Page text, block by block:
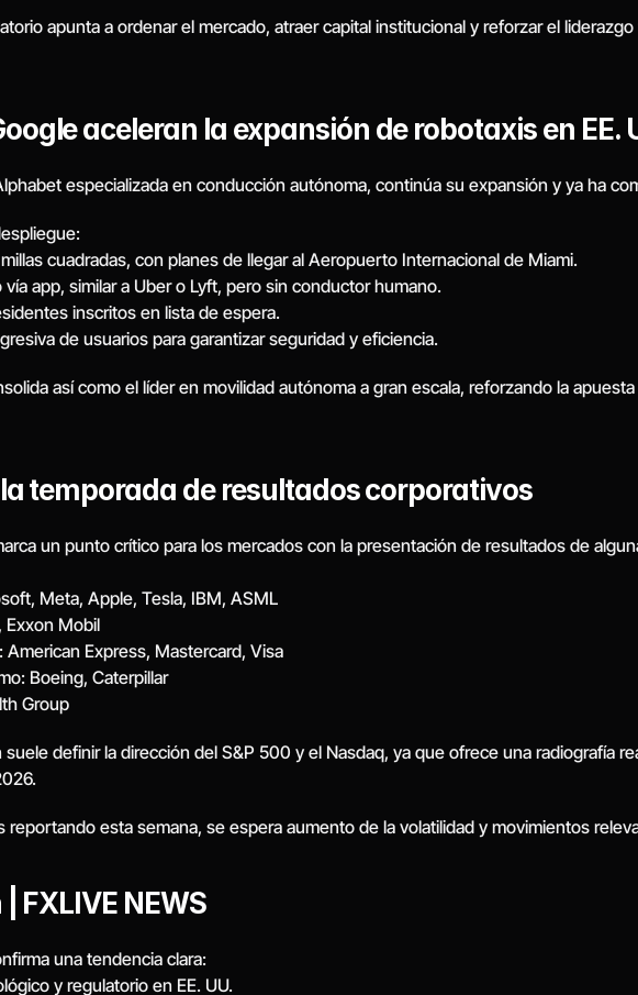
apunta a ordenar el mercado, atraer capital institucional y reforzar el
aceleran la expansión de robotaxis en EE.
especializada en conducción autónoma, continúa su expansión y ya ha
cuadradas, con planes de llegar al Aeropuerto Internacional de Miami.
vía app, similar a Uber o Lyft, pero sin conductor humano.
inscritos en lista de espera.
de usuarios para garantizar seguridad y eficiencia.
así como el líder en movilidad autónoma a gran escala, reforzando la
temporada de resultados corporativos
un punto crítico para los mercados con la presentación de resultados de
Meta, Apple, Tesla, IBM, ASML
Exxon Mobil
American Express, Mastercard, Visa
Boeing, Caterpillar
Group
suele definir la dirección del S&P 500 y el Nasdaq, ya que ofrece una radiografía
reportando esta semana, se espera aumento de la volatilidad y movimientos
FXLIVE NEWS
una tendencia clara:
y regulatorio en EE. UU.